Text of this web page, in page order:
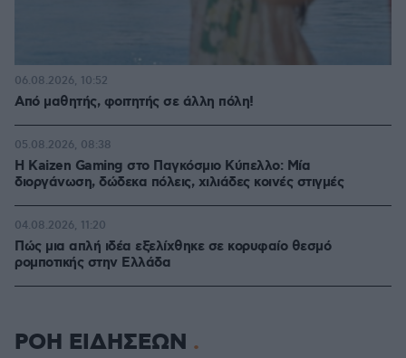
Από μαθητής, φοιτητής σε άλλη πόλη!
06.08.2026, 10:52
H Kaizen Gaming στο Παγκόσμιο Kύπελλο: Μία
διοργάνωση, δώδεκα πόλεις, χιλιάδες κοινές στιγμές
05.08.2026, 08:38
Πώς μια απλή ιδέα εξελίχθηκε σε κορυφαίο θεσμό
ρομποτικής στην Ελλάδα
04.08.2026, 11:20
ΡΟΗ ΕΙΔΗΣΕΩΝ